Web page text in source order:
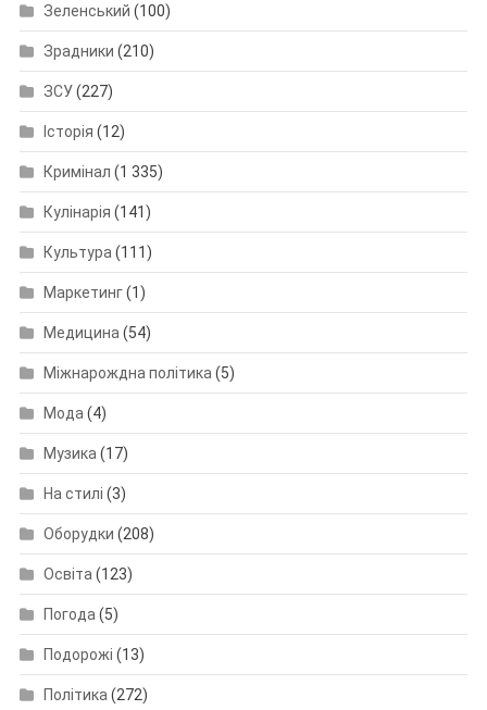
Зеленський (100)
Зрадники (210)
ЗСУ(227)
Історія (12)
Кримінал (1 335)
Кулінарія (141)
Культура (111)
Маркетинг(1)
Медицина (54)
Міжнарождна політика (5)
Мода (4)
Музика (17)
На стилі (3)
Оборудки (208)
Освіта (123)
Погода (5)
Подорожі (13)
Політика (272)